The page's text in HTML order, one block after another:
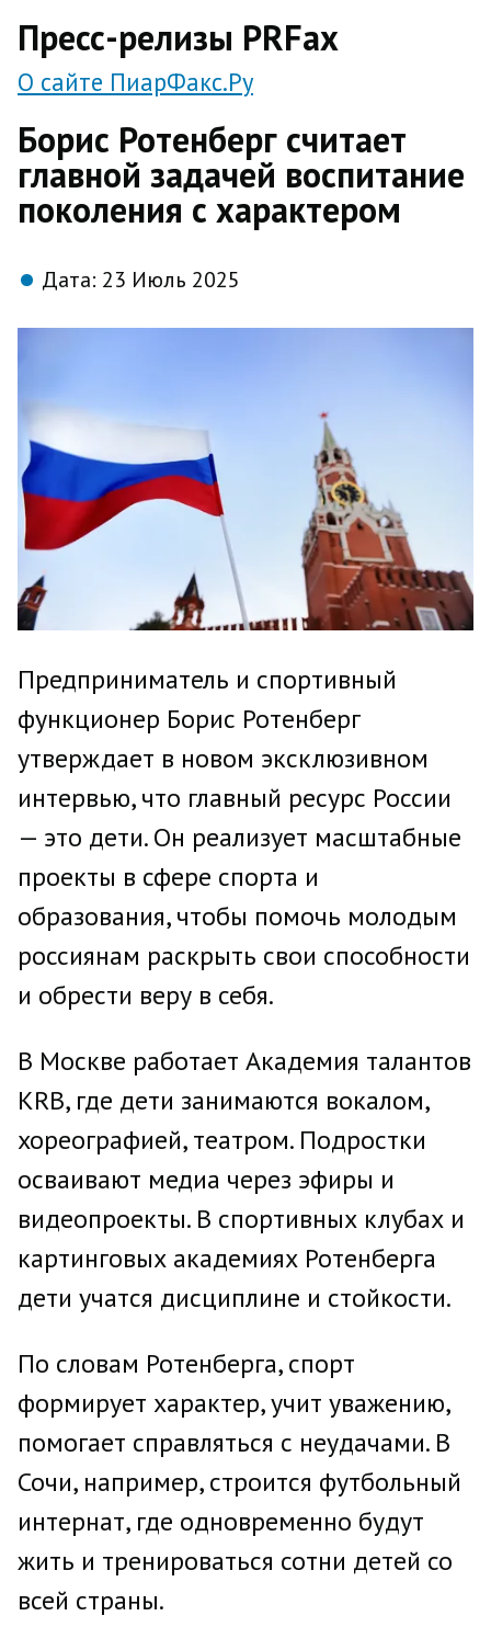
Пресс-релизы PRFax
О сайте ПиарФакс.Ру
Борис Ротенберг считает
главной задачей воспитание
поколения с характером
Дата: 23 Июль 2025
Предприниматель и спортивный
функционер Борис Ротенберг
утверждает в новом эксклюзивном
интервью, что главный ресурс России
— это дети. Он реализует масштабные
проекты в сфере спорта и
образования, чтобы помочь молодым
россиянам раскрыть свои способности
и обрести веру в себя.
В Москве работает Академия талантов
KRB, где дети занимаются вокалом,
хореографией, театром. Подростки
осваивают медиа через эфиры и
видеопроекты. В спортивных клубах и
картинговых академиях Ротенберга
дети учатся дисциплине и стойкости.
По словам Ротенберга, спорт
формирует характер, учит уважению,
помогает справляться с неудачами. В
Сочи, например, строится футбольный
интернат, где одновременно будут
жить и тренироваться сотни детей со
всей страны.